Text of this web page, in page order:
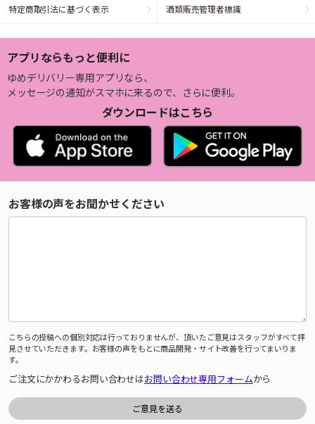
特定商取引法に基づく表示 酒類販売管理者標識
アプリならもっと便利に
ゆめデリバリー専用アプリなら、
メッセージの通知がスマホに来るので、さらに便利。
ダウンロードはこちら
お客様の声をお聞かせください
こちらの投稿への個別対応は行っておりませんが、頂いたご意見はスタッフがすべて拝
見させていただきます。お客様の声をもとに商品開発・サイト改善を行ってまいりま
す。
ご注文にかかわるお問い合わせはお問い合わせ専用フォームから